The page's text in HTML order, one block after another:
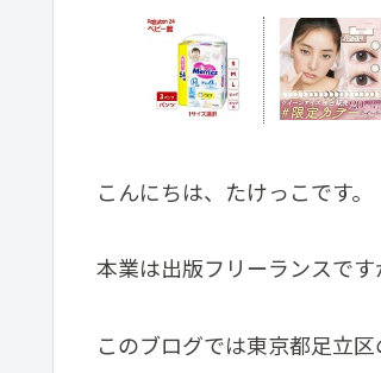
こんにちは、たけっこです。
本業は出版フリーランスです
このブログでは東京都足立